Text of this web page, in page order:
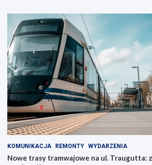
KOMUNIKACJA REMONTY WYDARZENIA
Nowe trasy tramwajowe na ul. Traugutta: